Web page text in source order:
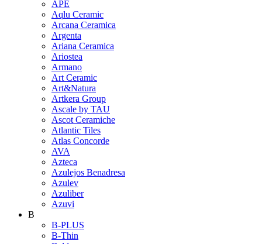
APE
Aqlu Ceramic
Arcana Ceramica
Argenta
Ariana Ceramica
Ariostea
Armano
Art Ceramic
Art&Natura
Artkera Group
Ascale by TAU
Ascot Ceramiche
Atlantic Tiles
Atlas Concorde
AVA
Azteca
Azulejos Benadresa
Azulev
Azuliber
Azuvi
B
B-PLUS
B-Thin